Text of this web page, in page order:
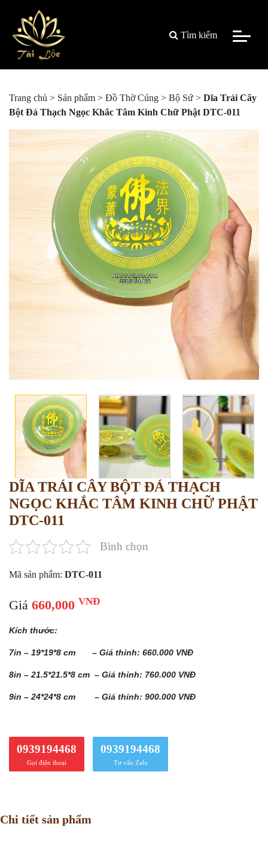
Tìm kiếm
Trang chủ > Sản phẩm > Đồ Thờ Cúng > Bộ Sứ > Dĩa Trái Cây
Bột Đá Thạch Ngọc Khắc Tâm Kinh Chữ Phật DTC-011
DĨA TRÁI CÂY BỘT ĐÁ THẠCH
NGỌC KHẮC TÂM KINH CHỮ PHẬT
DTC-011
Bình chọn
Mã sản phẩm: DTC-011
Giá 660,000 VNĐ
Kích thước:
7in – 19*19*8 cm – Giá thỉnh: 660.000 VNĐ
8in – 21.5*21.5*8 cm – Giá thỉnh: 760.000 VNĐ
9in – 24*24*8 cm – Giá thỉnh: 900.000 VNĐ
0939194468
Gọi điện thoại
0939194468
Tư vấn Zalo
Chi tiết sản phẩm